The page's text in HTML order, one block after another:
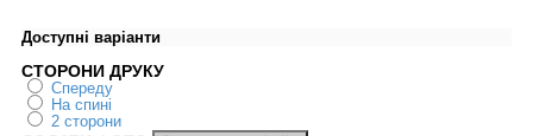
Доступні варіанти
СТОРОНИ ДРУКУ
Спереду
На спині
2 сторони